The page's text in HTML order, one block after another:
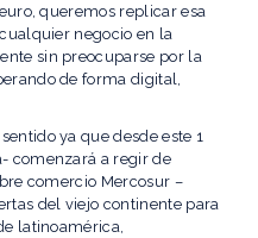
queremos replicar esa
negocio en la
sin preocuparse por la
de forma digital,
ya que desde este 1
comenzará a regir de
comercio Mercosur –
del viejo continente para
latinoamérica,